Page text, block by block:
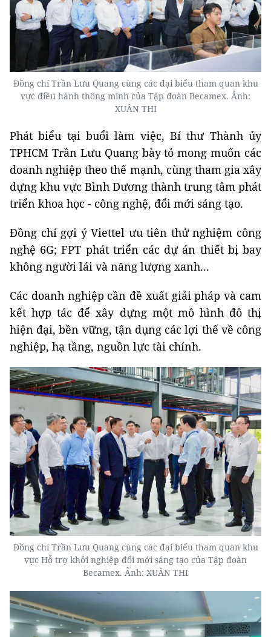
Đồng chí Trần Lưu Quang cùng các đại biểu tham quan khu
vực điều hành thông minh của Tập đoàn Becamex. Ảnh:
XUÂN THI
Phát biểu tại buổi làm việc, Bí thư Thành ủy
TPHCM Trần Lưu Quang bày tỏ mong muốn các
doanh nghiệp theo thế mạnh, cùng tham gia xây
dựng khu vực Bình Dương thành trung tâm phát
triển khoa học - công nghệ, đổi mới sáng tạo.
Đồng chí gợi ý Viettel ưu tiên thử nghiệm công
nghệ 6G; FPT phát triển các dự án thiết bị bay
không người lái và năng lượng xanh...
Các doanh nghiệp cần đề xuất giải pháp và cam
kết hợp tác để xây dựng một mô hình đô thị
hiện đại, bền vững, tận dụng các lợi thế về công
nghiệp, hạ tầng, nguồn lực tài chính.
Đồng chí Trần Lưu Quang cùng các đại biểu tham quan khu
vực Hỗ trợ khởi nghiệp đổi mới sáng tạo của Tập đoàn
Becamex. Ảnh: XUÂN THI